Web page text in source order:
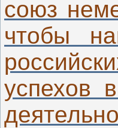
союз
чтобы
успехов